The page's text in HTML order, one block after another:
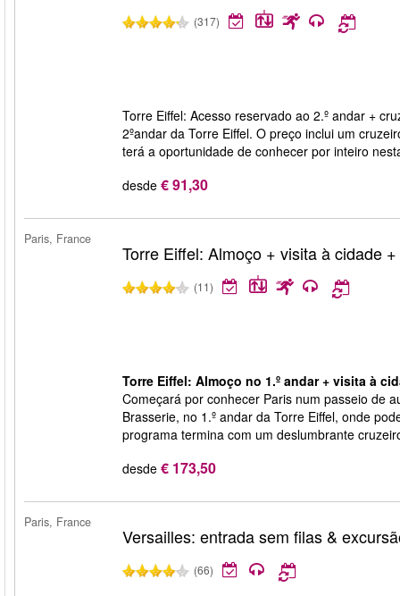
(317)
Torre Eiffel: Acesso reservado ao 2.º andar +
2ºandar da Torre Eiffel. O preço inclui um
terá a oportunidade de conhecer por inteiro
desde € 91,30
Paris, France
Torre Eiffel: Almoço + visita à cidade
(11)
Torre Eiffel: Almoço no 1.º andar + visita à
Começará por conhecer Paris num passeio de
Brasserie, no 1.º andar da Torre Eiffel, onde
programa termina com um deslumbrante
desde € 173,50
Paris, France
Versailles: entrada sem filas &
(66)